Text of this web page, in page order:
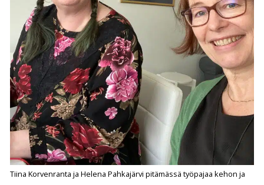
Tiina Korvenranta ja Helena Pahkajärvi pitämässä työpajaa kehon ja